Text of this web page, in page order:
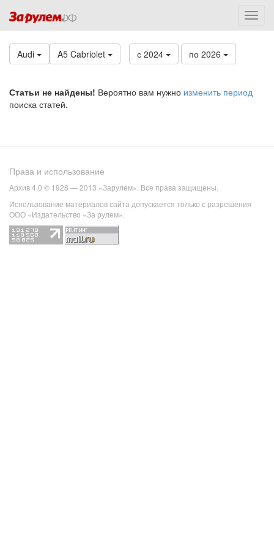
Audi A5 Cabriolet с 2024 по 2026
Статьи не найдены! Вероятно вам нужно изменить период
поиска статей.
Права и использование
Архив 4.0 © 1928 — 2013 «Зарулем». Все права защищены.
Использование материалов сайта допускается только с разрешения
ООО «Издательство «За рулем».